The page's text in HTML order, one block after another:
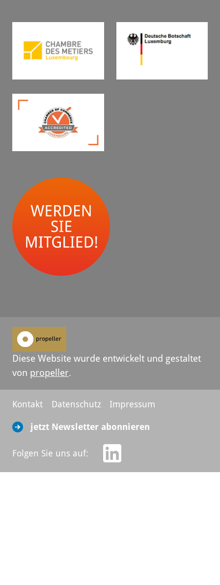
Diese Website wurde entwickelt und gestaltet
von propeller.
Kontakt Datenschutz Impressum
jetzt Newsletter abonnieren
Folgen Sie uns auf: